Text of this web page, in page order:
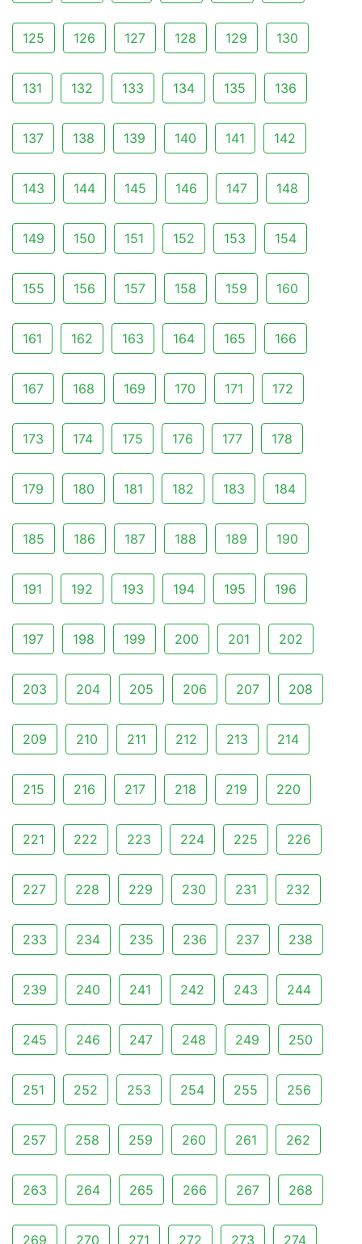
125 126 127 128 129 130
131 132 133 134 135 136
137 138 139 140 141 142
143 144 145 146 147 148
149 150 151 152 153 154
155 156 157 158 159 160
161 162 163 164 165 166
167 168 169 170 171 172
173 174 175 176 177 178
179 180 181 182 183 184
185 186 187 188 189 190
191 192 193 194 195 196
197 198 199 200 201 202
203 204 205 206 207 208
209 210 211 212 213 214
215 216 217 218 219 220
221 222 223 224 225 226
227 228 229 230 231 232
233 234 235 236 237 238
239 240 241 242 243 244
245 246 247 248 249 250
251 252 253 254 255 256
257 258 259 260 261 262
263 264 265 266 267 268
269 270 271 272 273 274